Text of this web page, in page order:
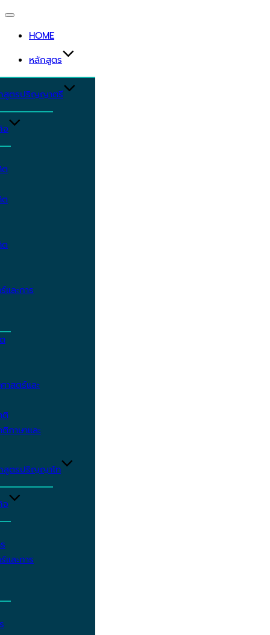
Toggle
navigation
HOME
หลักสูตร
สูตรปริญญาตรี
จ
ต
ต
ต
ละการ
สตร์และ
ติ
ภาษาและ
สูตรปริญญาโท
จ
ละการ